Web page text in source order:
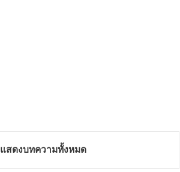
แสดงบทความทั้งหมด